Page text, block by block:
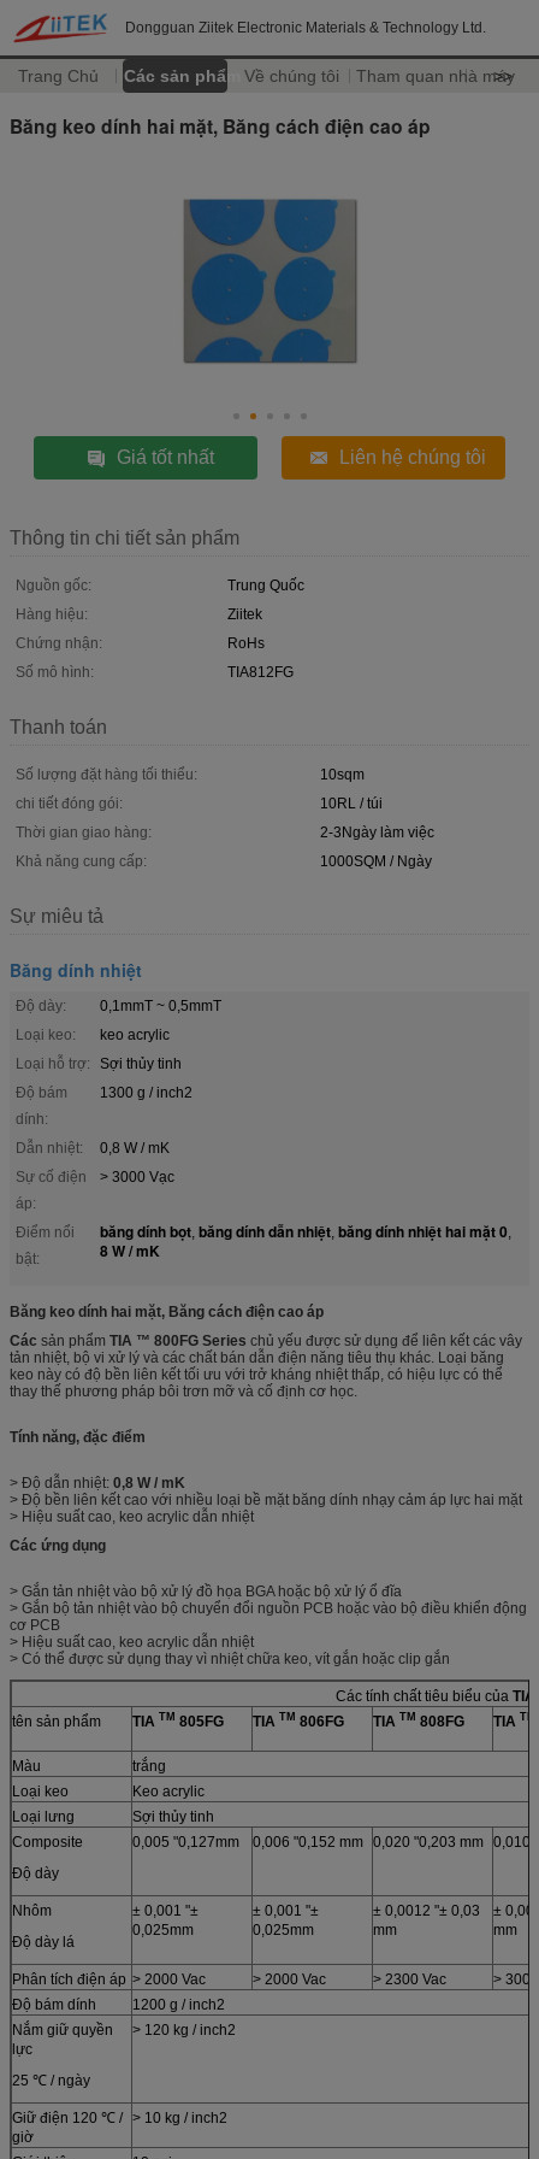
Dongguan Ziitek Electronic Materials & Technology Ltd.
Trang Chủ Các sản phẩm Về chúng tôi Tham quan nhà máy
>>
Băng keo dính hai mặt, Băng cách điện cao áp
Giá tốt nhất Liên hệ chúng tôi
Thông tin chi tiết sản phẩm
Nguồn gốc:
Trung Quốc
Hàng hiệu:
Ziitek
Chứng nhận:
RoHs
Số mô hình:
TIA812FG
Thanh toán
Số lượng đặt hàng tối thiểu:
10sqm
chi tiết đóng gói:
10RL / túi
Thời gian giao hàng:
2-3Ngày làm việc
Khả năng cung cấp:
1000SQM / Ngày
Sự miêu tả
Băng dính nhiệt
Độ dày:
0,1mmT ~ 0,5mmT
Loại keo:
keo acrylic
Loại hỗ trợ:
Sợi thủy tinh
Độ bám
dính:
1300 g / inch2
Dẫn nhiệt:
0,8 W / mK
Sự cố điện
áp:
> 3000 Vạc
Điểm nổi
bật:
băng dính bọt, băng dính dẫn nhiệt, băng dính nhiệt hai mặt 0,
8 W / mK
Băng keo dính hai mặt, Băng cách điện cao áp
Các sản phẩm TIA ™ 800FG Series chủ yếu được sử dụng để liên kết các vây
tản nhiệt, bộ vi xử lý và các chất bán dẫn điện năng tiêu thụ khác. Loại băng
keo này có độ bền liên kết tối ưu với trở kháng nhiệt thấp, có hiệu lực có thể
thay thế phương pháp bôi trơn mỡ và cố định cơ học.
Tính năng, đặc điểm
> Độ dẫn nhiệt: 0,8 W / mK
> Độ bền liên kết cao với nhiều loại bề mặt băng dính nhạy cảm áp lực hai mặt
> Hiệu suất cao, keo acrylic dẫn nhiệt
Các ứng dụng
> Gắn tản nhiệt vào bộ xử lý đồ họa BGA hoặc bộ xử lý ổ đĩa
> Gắn bộ tản nhiệt vào bộ chuyển đổi nguồn PCB hoặc vào bộ điều khiển động
cơ PCB
> Hiệu suất cao, keo acrylic dẫn nhiệt
> Có thể được sử dụng thay vì nhiệt chữa keo, vít gắn hoặc clip gắn
Các tính chất tiêu biểu của
tên sản phẩm
TIA TM 805FG TIA TM 806FG TIA TM 808FG TIA TM
Màu
trắng
Loại keo
Keo acrylic
Loại lưng
Sợi thủy tinh
Composite
Độ dày
0,005 "0,127mm 0,006 "0,152 mm 0,020 "0,203 mm 0,010
Nhôm
Độ dày lá
± 0,001 "±
0,025mm
± 0,001 "±
0,025mm
± 0,0012 "± 0,03
mm
±
mm
Phân tích điện áp > 2000 Vac > 2000 Vac > 2300 Vac
>
Độ bám dính
1200 g / inch2
Nắm giữ quyền
lực
25 ℃ / ngày
> 120 kg / inch2
Giữ điện 120 ℃ /
giờ
> 10 kg / inch2